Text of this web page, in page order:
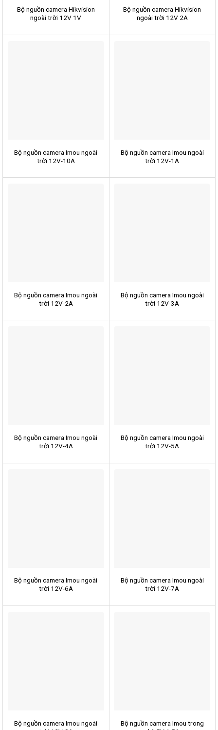
Bộ nguồn camera Hikvision
ngoài trời 12V 1V
Bộ nguồn camera Hikvision
ngoài trời 12V 2A
Bộ nguồn camera Imou ngoài
trời 12V-10A
Bộ nguồn camera Imou ngoài
trời 12V-1A
Bộ nguồn camera Imou ngoài
trời 12V-2A
Bộ nguồn camera Imou ngoài
trời 12V-3A
Bộ nguồn camera Imou ngoài
trời 12V-4A
Bộ nguồn camera Imou ngoài
trời 12V-5A
Bộ nguồn camera Imou ngoài
trời 12V-6A
Bộ nguồn camera Imou ngoài
trời 12V-7A
Bộ nguồn camera Imou ngoài
Bộ nguồn camera Imou trong